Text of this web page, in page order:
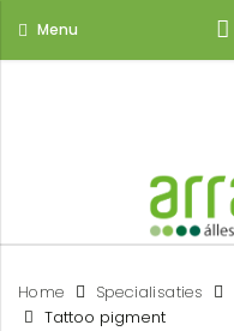
Menu
Home Specialisaties
Tattoo pigment